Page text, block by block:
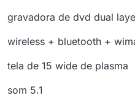
gravadora de dvd dual
wireless + bluetooth +
tela de 15 wide de plasma
som 5.1